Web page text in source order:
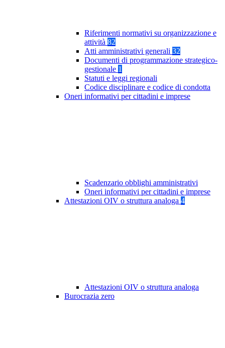
Riferimenti normativi su organizzazione e
attività 82
Atti amministrativi generali 32
Documenti di programmazione strategico-
gestionale 1
Statuti e leggi regionali
Codice disciplinare e codice di condotta
Oneri informativi per cittadini e imprese
Scadenzario obblighi amministrativi
Oneri informativi per cittadini e imprese
Attestazioni OIV o struttura analoga 4
Attestazioni OIV o struttura analoga
Burocrazia zero